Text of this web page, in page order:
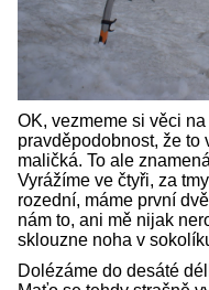
OK, vezmeme si věci
pravděpodobnost, že to
maličká. To ale
Vyrážíme ve čtyři, za
rozední, máme první
nám to, ani mě nijak
sklouzne noha v
Dolézáme do desáté